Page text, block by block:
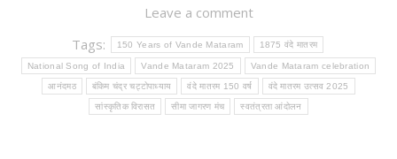
Leave a comment
Tags:
150 Years of Vande Mataram 1875 वंदे मातरम
National Song of India Vande Mataram 2025 Vande Mataram celebration
आनंदमठ बंकिम चंद्र चट्टोपाध्याय वंदे मातरम 150 वर्ष वंदे मातरम उत्सव 2025
सांस्कृतिक विरासत सीमा जागरण मंच स्वतंत्रता आंदोलन